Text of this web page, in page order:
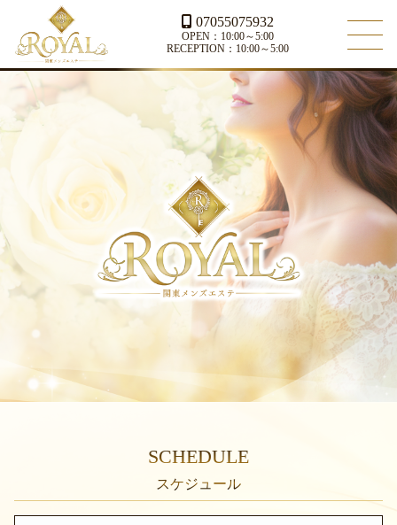
07055075932
OPEN：10:00～5:00
RECEPTION：10:00～5:00
SCHEDULE